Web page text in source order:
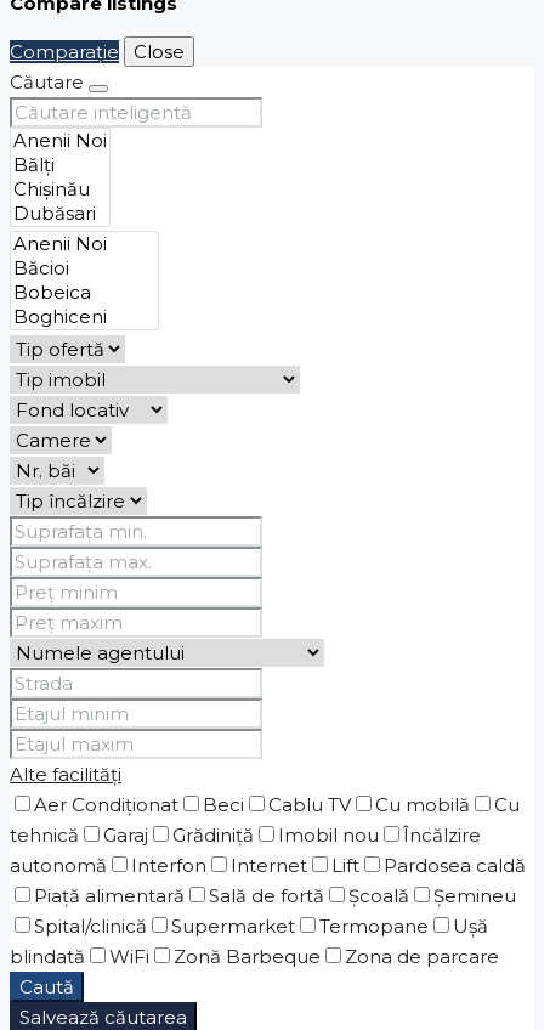
Comparaţie
Close
Căutare
Alte facilități
Aer Condiționat
Beci Cablu TV Cu mobilă
Cu
tehnică
Garaj Grădiniţă Imobil nou
Încălzire
autonomă
Interfon Internet Lift
Pardosea caldă
Piaţă alimentară
Sală de fortă Școală
Șemineu
Spital/clinică
Supermarket Termopane
Ușă
blindată
WiFi Zonă Barbeque
Zona de parcare
Caută
Salvează căutarea